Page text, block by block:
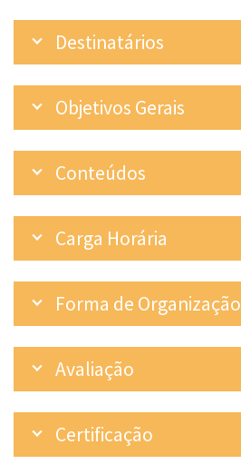
Destinatários
Objetivos Gerais
Conteúdos
Carga Horária
Forma de Organização
Avaliação
Certificação